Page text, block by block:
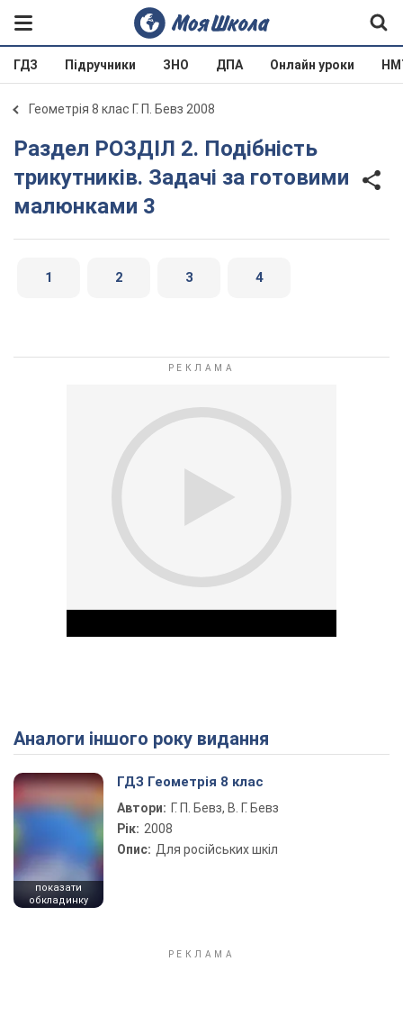
ГДЗ Підручники ЗНО ДПА Онлайн уроки
Геометрія 8 клас Г. П. Бевз 2008
Раздел РОЗДІЛ 2. Подібність
трикутників. Задачі за готовими
малюнками 3
1 2 3 4
Play Video
Аналоги іншого року видання
показати
обкладинку
ГДЗ Геометрія 8 клас
Автори: Г. П. Бевз, В. Г. Бевз
Рік: 2008
Опис: Для російських шкіл